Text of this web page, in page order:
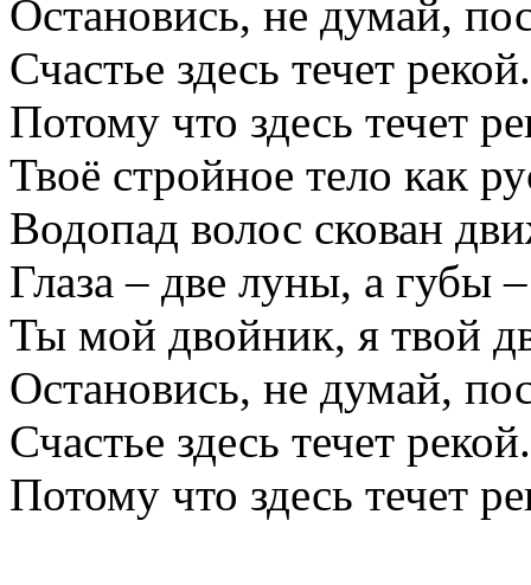
Остановись, не думай,
Счастье здесь течет рекой.
Потому что здесь течет
Твоё стройное тело как
Водопад волос скован
Глаза – две луны, а губы
Ты мой двойник, я твой
Остановись, не думай,
Счастье здесь течет рекой.
Потому что здесь течет